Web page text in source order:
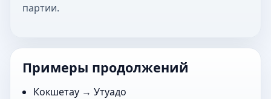
партии.
Примеры продолжений
Кокшетау →Утуадо